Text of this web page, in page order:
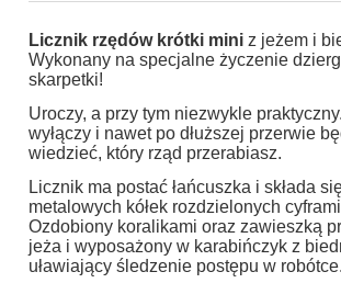
Licznik rzędów krótki mini z jeżem i
Wykonany na specjalne życzenie
skarpetki!
Uroczy, a przy tym niezwykle
wyłączy i nawet po dłuższej przerwie
wiedzieć, który rząd przerabiasz.
Licznik ma postać łańcuszka i składa
metalowych kółek rozdzielonych
Ozdobiony koralikami oraz zawieszką
jeża i wyposażony w karabińczyk z
uławiający śledzenie postępu w robótce.